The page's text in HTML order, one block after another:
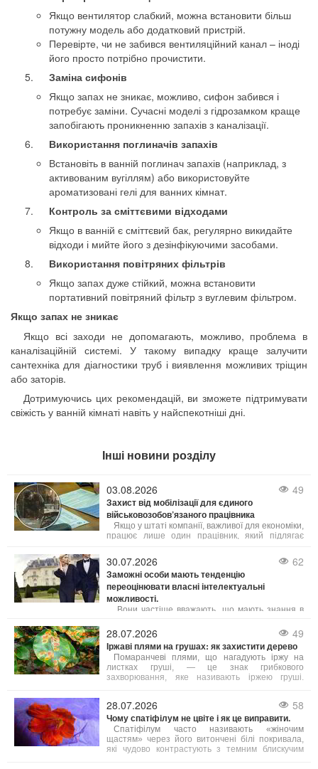
Якщо вентилятор слабкий, можна встановити більш
потужну модель або додатковий пристрій.
Перевірте, чи не забився вентиляційний канал – іноді
його просто потрібно прочистити.
Заміна сифонів
Якщо запах не зникає, можливо, сифон забився і
потребує заміни. Сучасні моделі з гідрозамком краще
запобігають проникненню запахів з каналізації.
Використання поглиначів запахів
Встановіть в ванній поглинач запахів (наприклад, з
активованим вугіллям) або використовуйте
ароматизовані гелі для ванних кімнат.
Контроль за сміттєвими відходами
Якщо в ванній є сміттєвий бак, регулярно викидайте
відходи і мийте його з дезінфікуючими засобами.
Використання повітряних фільтрів
Якщо запах дуже стійкий, можна встановити
портативний повітряний фільтр з вуглевим фільтром.
Якщо запах не зникає
Якщо всі заходи не допомагають, можливо, проблема в
каналізаційній системі. У такому випадку краще залучити
сантехніка для діагностики труб і виявлення можливих тріщин
або заторів.
Дотримуючись цих рекомендацій, ви зможете підтримувати
свіжість у ванній кімнаті навіть у найспекотніші дні.
Інші новини розділу
03.08.2026 49
Захист від мобілізації для єдиного
військовозобов’язаного працівника
Якщо у штаті компанії, важливої для економіки,
працює лише один працівник, який підлягає
обмеження щодо 50% квоти на бронювання. В
такому випадку підприємство має законне право
оформити відтермінування мобілізації саме для
цього співробітника.
30.07.2026 62
Заможні особи мають тенденцію
переоцінювати власні інтелектуальні
можливості.
Вони частіше вважають, що мають знання в
вони схильні переоцінювати швидше, ніж
недооцінювати.
28.07.2026 49
Іржаві плями на грушах: як захистити дерево
Помаранчеві плями, що нагадують іржу на
листках груші, — це знак грибкового
захворювання, яке називають іржею груші.
рано, дерево ослаблюється, гірше дає плоди та
важче проходить підготовку до зими. Тому дуже
важливо боротися з цією хворобою.
28.07.2026 58
Чому спатіфілум не цвіте і як це виправити.
Спатіфілум часто називають «жіночим
щастям» через його витончені білі покривала,
які чудово контрастують з темним блискучим